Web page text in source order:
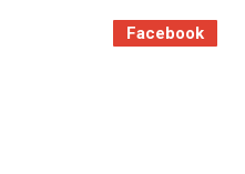
Facebook